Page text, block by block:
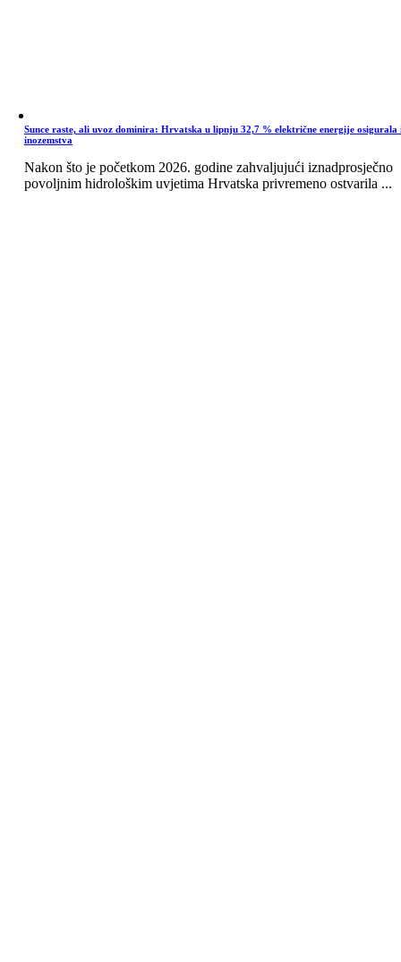
Sunce raste, ali uvoz dominira: Hrvatska u lipnju 32,7 % električne energije osigurala
inozemstva
Nakon što je početkom 2026. godine zahvaljujući iznadprosječno
povoljnim hidrološkim uvjetima Hrvatska privremeno ostvarila ...